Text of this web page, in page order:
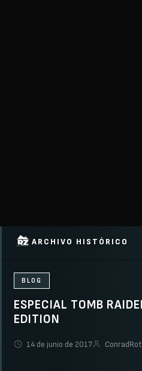
ARCHIVO HISTÓRICO
BLOG
ESPECIAL TOMB
EDITION
14 de junio de 2017